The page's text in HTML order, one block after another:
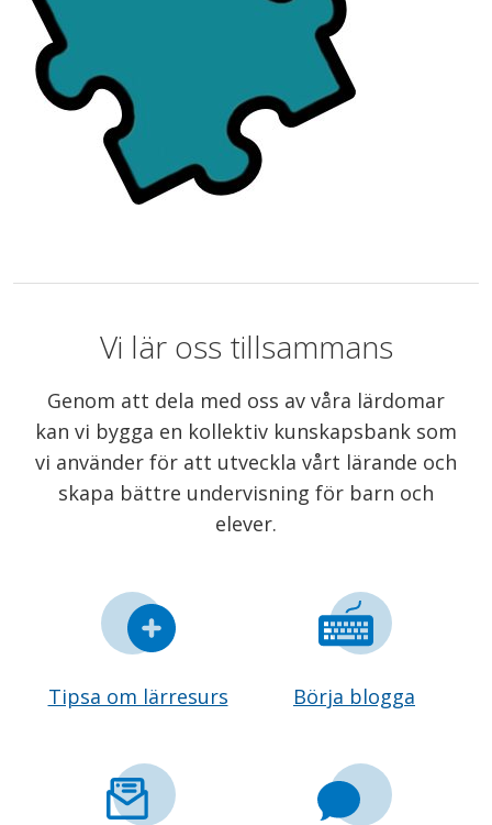
Vi lär oss tillsammans
Genom att dela med oss av våra lärdomar
kan vi bygga en kollektiv kunskapsbank som
vi använder för att utveckla vårt lärande och
skapa bättre undervisning för barn och
elever.
Tipsa om lärresurs Börja blogga